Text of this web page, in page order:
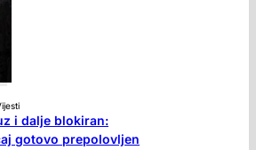
i dalje blokiran:
gotovo prepolovljen